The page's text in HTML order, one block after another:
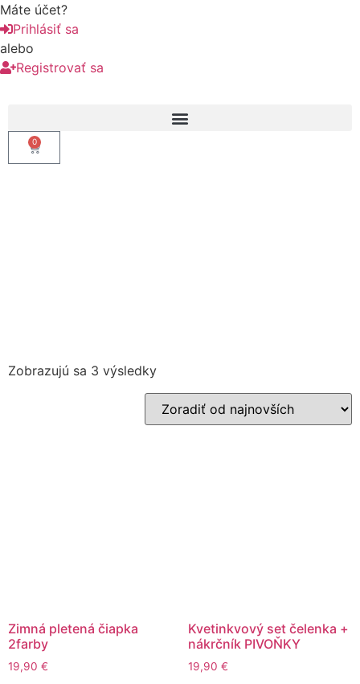
Máte účet?
Prihlásiť sa
alebo
Registrovať sa
0
Zobrazujú sa 3 výsledky
Zimná pletená čiapka
2farby
19,90 €
Kvetinkvový set čelenka +
nákrčník PIVOŇKY
19,90 €